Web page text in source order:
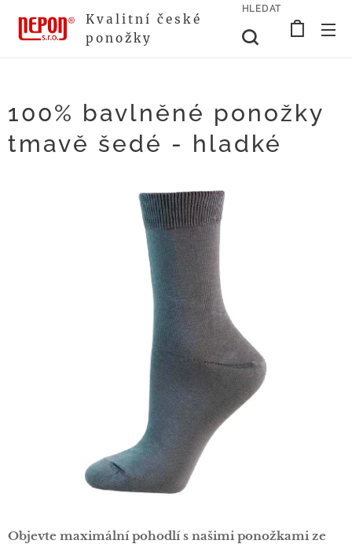
Kvalitní české
ponožky
HLEDAT
100% bavlněné ponožky
tmavě šedé - hladké
Objevte maximální pohodlí s našimi ponožkami ze